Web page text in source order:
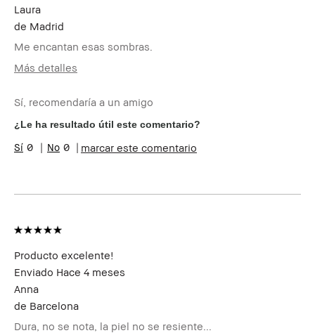
Laura
de Madrid
Me encantan esas sombras.
Más detalles
Tipo de piel
Normal
Preocupaciones de la
Acné, Envejecimiento,
Beneficios del
Fácil de Utilizar, Larga
Miembro del Bobbi
Sí, recomendaría a un amigo
¿Le ha resultado útil este comentario?
0 0 marcar este comentario
Producto excelente!
Enviado Hace 4 meses
Anna
de Barcelona
Dura, no se nota, la piel no se resiente...